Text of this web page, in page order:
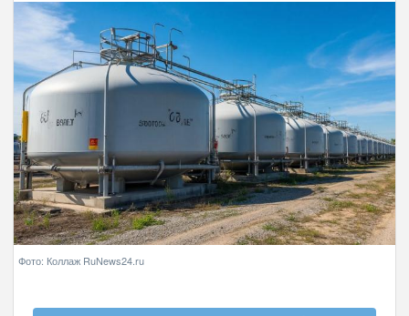
Фото: Коллаж RuNews24.ru